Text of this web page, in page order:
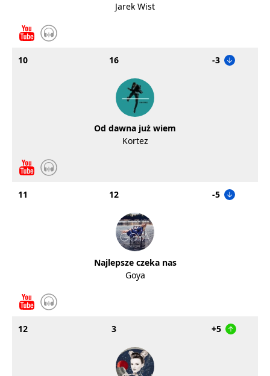
Jarek Wist
10 16 -3
Od dawna już wiem
Kortez
11 12 -5
Najlepsze czeka nas
Goya
12 3 +5